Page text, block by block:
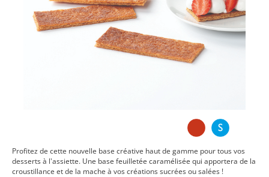
Profitez de cette nouvelle base créative haut de gamme pour tous vos
desserts à l'assiette. Une base feuilletée caramélisée qui apportera de la
croustillance et de la mache à vos créations sucrées ou salées !